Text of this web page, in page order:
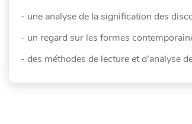
- une analyse de la signification des
- un regard sur les formes
- des méthodes de lecture et d’analyse